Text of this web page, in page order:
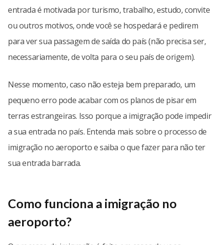
entrada é motivada por turismo, trabalho, estudo, convite
ou outros motivos, onde você se hospedará e pedirem
para ver sua passagem de saída do país (não precisa ser,
necessariamente, de volta para o seu país de origem).
Nesse momento, caso não esteja bem preparado, um
pequeno erro pode acabar com os planos de pisar em
terras estrangeiras. Isso porque a imigração pode impedir
a sua entrada no país. Entenda mais sobre o processo de
imigração no aeroporto e saiba o que fazer para não ter
sua entrada barrada.
Como funciona a imigração no
aeroporto?